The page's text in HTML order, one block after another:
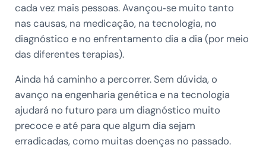
cada vez mais pessoas. Avançou‑se muito tanto
nas causas, na medicação, na tecnologia, no
diagnóstico e no enfrentamento dia a dia (por meio
das diferentes terapias).
Ainda há caminho a percorrer. Sem dúvida, o
avanço na engenharia genética e na tecnologia
ajudará no futuro para um diagnóstico muito
precoce e até para que algum dia sejam
erradicadas, como muitas doenças no passado.